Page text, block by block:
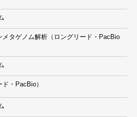
タゲノム解析（ロングリード・PacBio
・PacBio）